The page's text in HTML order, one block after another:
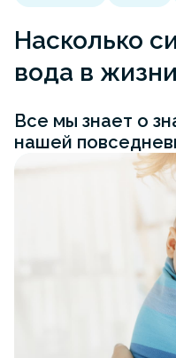
Насколько
вода в
Все мы знает о
нашей